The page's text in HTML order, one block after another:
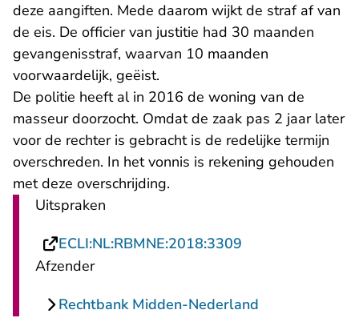
deze aangiften. Mede daarom wijkt de straf af van
de eis. De officier van justitie had 30 maanden
gevangenisstraf, waarvan 10 maanden
voorwaardelijk, geëist.
De politie heeft al in 2016 de woning van de
masseur doorzocht. Omdat de zaak pas 2 jaar later
voor de rechter is gebracht is de redelijke termijn
overschreden. In het vonnis is rekening gehouden
met deze overschrijding.
Uitspraken
ECLI:NL:RBMNE:2018:3309
Afzender
Rechtbank Midden-Nederland